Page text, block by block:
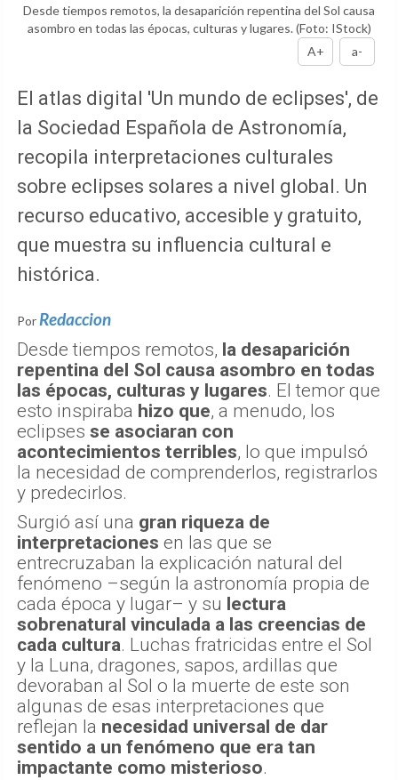
Desde tiempos remotos, la desaparición repentina del Sol causa
asombro en todas las épocas, culturas y lugares.(Foto: IStock)
A+
a-
El atlas digital 'Un mundo de eclipses', de
la Sociedad Española de Astronomía,
recopila interpretaciones culturales
sobre eclipses solares a nivel global. Un
recurso educativo, accesible y gratuito,
que muestra su influencia cultural e
histórica.
Por Redaccion
Desde tiempos remotos, la desaparición
repentina del Sol causa asombro en todas
las épocas, culturas y lugares. El temor que
esto inspiraba hizo que, a menudo, los
eclipses se asociaran con
acontecimientos terribles, lo que impulsó
la necesidad de comprenderlos, registrarlos
y predecirlos.
Surgió así una gran riqueza de
interpretaciones en las que se
entrecruzaban la explicación natural del
fenómeno –según la astronomía propia de
cada época y lugar– y su lectura
sobrenatural vinculada a las creencias de
cada cultura. Luchas fratricidas entre el Sol
y la Luna, dragones, sapos, ardillas que
devoraban al Sol o la muerte de este son
algunas de esas interpretaciones que
reflejan la necesidad universal de dar
sentido a un fenómeno que era tan
impactante como misterioso.